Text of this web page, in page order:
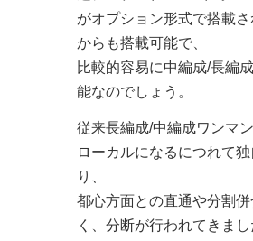
がオプション形式で搭載
からも搭載可能で、
比較的容易に中編成/長編
能なのでしょう。
従来長編成/中編成ワンマ
ローカルになるにつれて
り、
都心方面との直通や分割
く、分断が行われてきまし